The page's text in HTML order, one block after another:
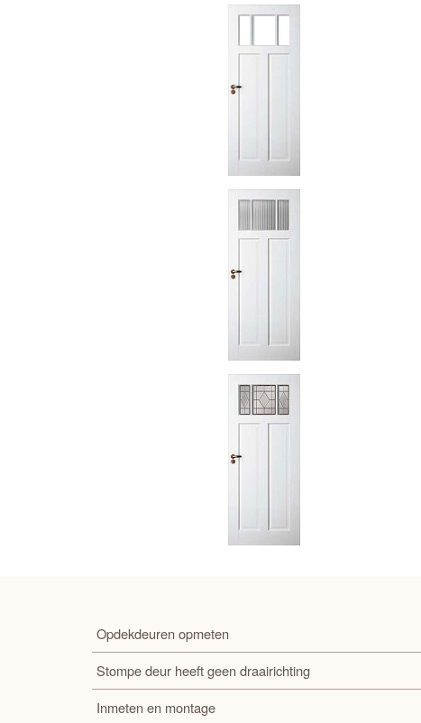
Opdekdeuren opmeten
Stompe deur heeft geen draairichting
Inmeten en montage